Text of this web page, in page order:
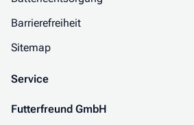
Barrierefreiheit
Sitemap
Service
Futterfreund GmbH